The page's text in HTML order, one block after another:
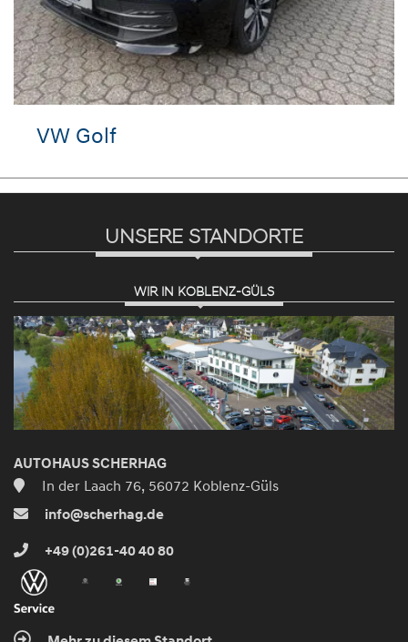
VW Golf
UNSERE STANDORTE
WIR IN KOBLENZ-GÜLS
AUTOHAUS SCHERHAG
In der Laach 76, 56072 Koblenz-Güls
info@scherhag.de
+49 (0)261-40 40 80